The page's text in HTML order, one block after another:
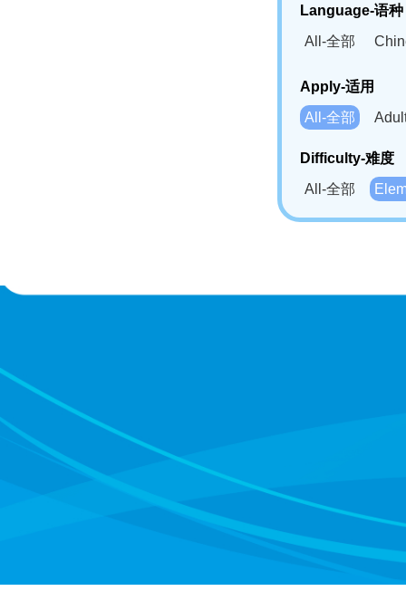
Language-语种
All-全部
Bahasa
Swahili(SW)-
Apply-适用
All-全部
Difficulty-难度
All-全部